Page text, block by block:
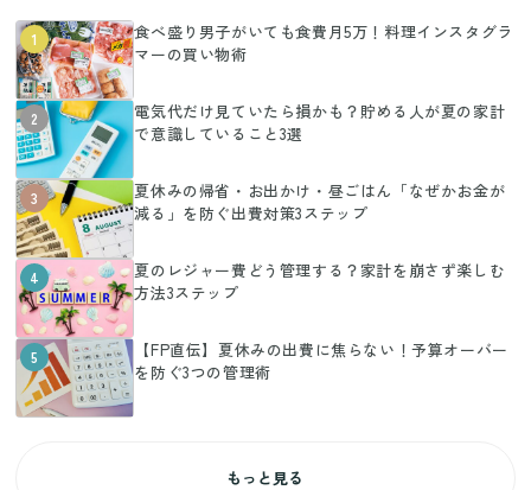
1
食べ盛り男子がいても食費月5万！料理インスタグラ
マーの買い物術
2
電気代だけ見ていたら損かも？貯める人が夏の家計
で意識していること3選
3
夏休みの帰省・お出かけ・昼ごはん「なぜかお金が
減る」を防ぐ出費対策3ステップ
4
夏のレジャー費どう管理する？家計を崩さず楽しむ
方法3ステップ
5
【FP直伝】夏休みの出費に焦らない！予算オーバー
を防ぐ3つの管理術
もっと見る